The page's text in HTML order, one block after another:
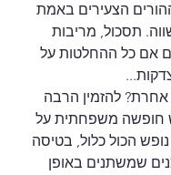
הצעירים באמת
תסכול, מריבות
אם כל ההחלטות על
להזמין הרבה
חופשה משפחתית על
נופש הכול כלול, בטיסה
שמשתנים באופן